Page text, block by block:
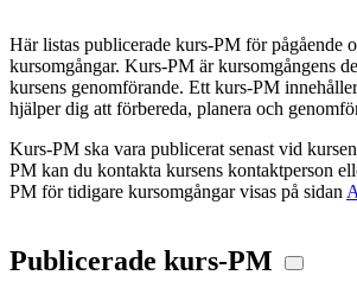
Här listas publicerade kurs-PM för pågående
kursomgångar. Kurs-PM är kursomgångens
kursens genomförande. Ett kurs-PM
hjälper dig att förbereda, planera och
Kurs-PM ska vara publicerat senast vid
PM kan du kontakta kursens kontaktperson
PM för tidigare kursomgångar visas på sidan
Publicerade kurs-PM